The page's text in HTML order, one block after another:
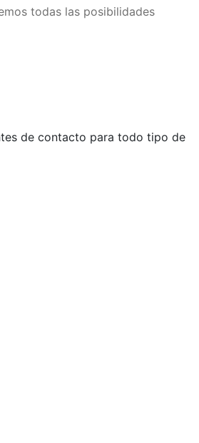
todas las posibilidades
de contacto para todo tipo de